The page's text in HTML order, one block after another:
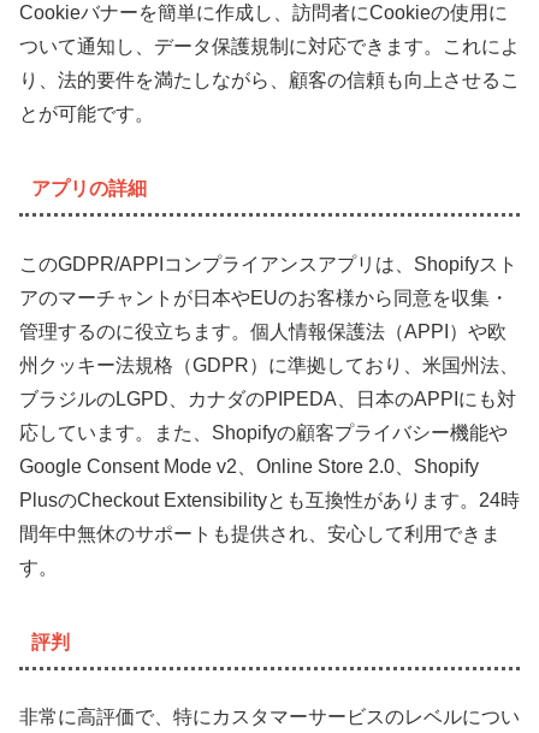
Cookieバナーを簡単に作成し、訪問者にCookieの使用に
ついて通知し、データ保護規制に対応できます。これによ
り、法的要件を満たしながら、顧客の信頼も向上させるこ
とが可能です。
アプリの詳細
このGDPR/APPIコンプライアンスアプリは、Shopifyスト
アのマーチャントが日本やEUのお客様から同意を収集・
管理するのに役立ちます。個人情報保護法（APPI）や欧
州クッキー法規格（GDPR）に準拠しており、米国州法、
ブラジルのLGPD、カナダのPIPEDA、日本のAPPIにも対
応しています。また、Shopifyの顧客プライバシー機能や
Google Consent Mode v2、Online Store 2.0、Shopify
PlusのCheckout Extensibilityとも互換性があります。24時
間年中無休のサポートも提供され、安心して利用できま
す。
評判
非常に高評価で、特にカスタマーサービスのレベルについ